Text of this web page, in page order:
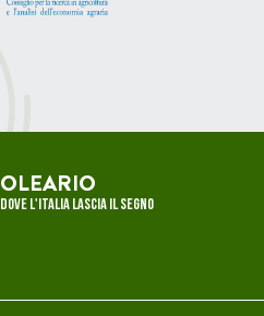
OLEARIO
Dove l'Italia lascia il segno